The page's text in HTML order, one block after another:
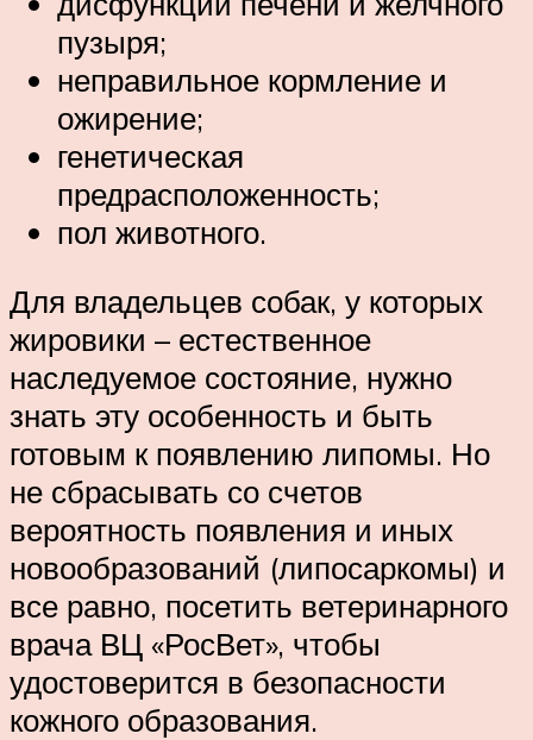
пузыря;
неправильное кормление и
ожирение;
генетическая
предрасположенность;
пол животного.
Для владельцев собак, у которых
жировики – естественное
наследуемое состояние, нужно
знать эту особенность и быть
готовым к появлению липомы. Но
не сбрасывать со счетов
вероятность появления и иных
новообразований (липосаркомы) и
все равно, посетить ветеринарного
врача ВЦ «РосВет», чтобы
удостоверится в безопасности
кожного образования.